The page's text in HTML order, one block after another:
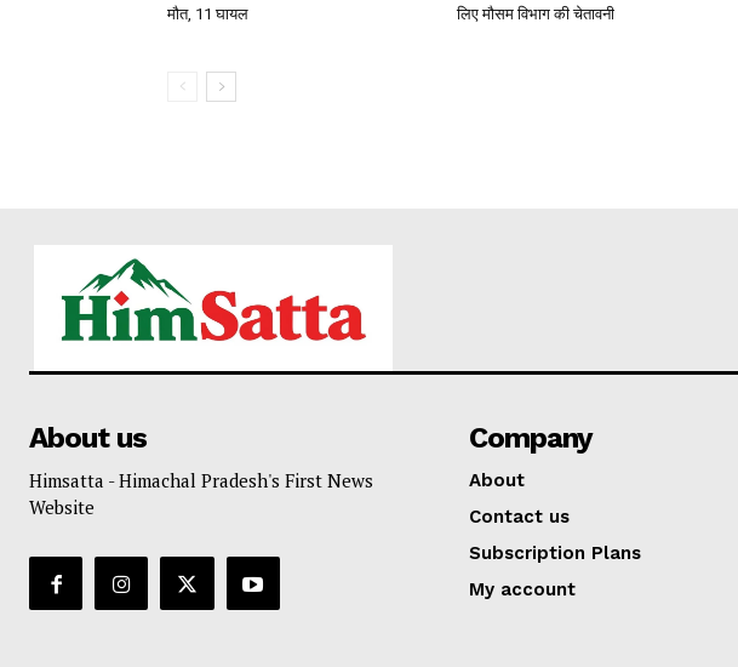
मौत, 11 घायल
लिए मौसम विभाग की चेतावनी
About us
Himsatta - Himachal Pradesh's First News
Website
Company
About
Contact us
Subscription Plans
My account